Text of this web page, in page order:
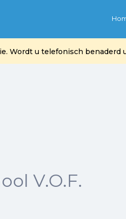
Wordt u telefonisch
V.O.F.